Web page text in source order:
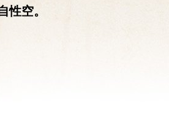
性空。